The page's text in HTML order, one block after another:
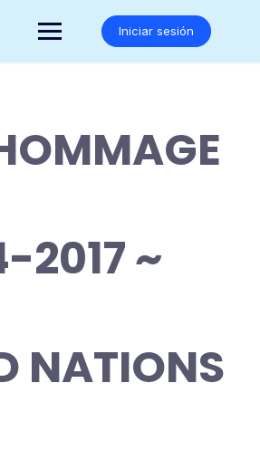
Iniciar sesión
2017 ~
NATIONS